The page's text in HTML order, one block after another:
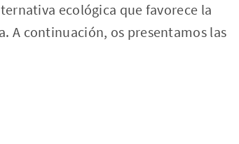
ecológica que favorece la
A continuación, os presentamos las